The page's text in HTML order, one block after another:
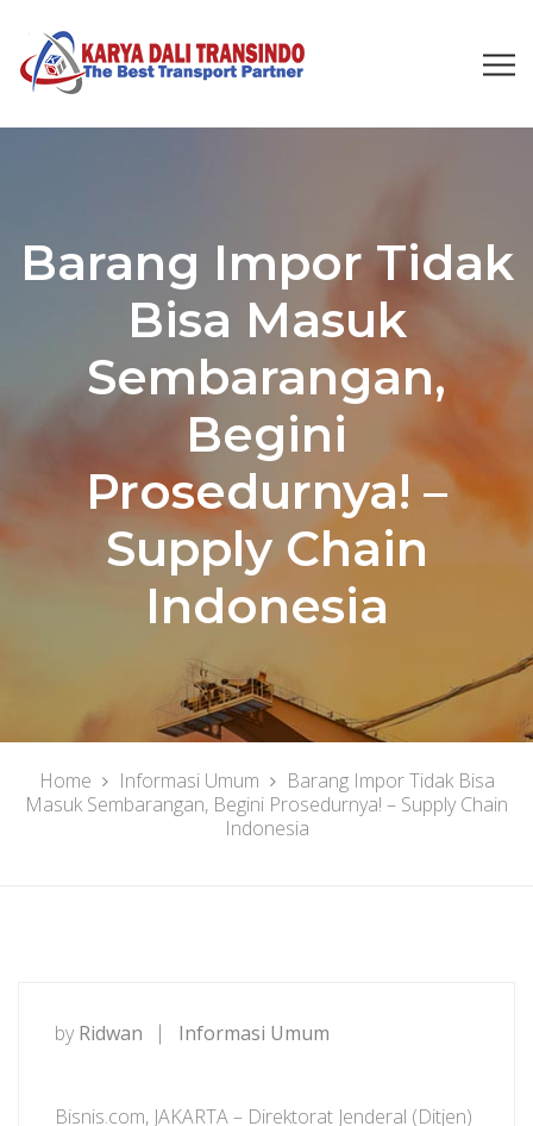
Barang Impor Tidak
Bisa Masuk
Sembarangan,
Begini
Prosedurnya! –
Supply Chain
Indonesia
Home Informasi Umum
Barang Impor Tidak Bisa
Masuk Sembarangan, Begini Prosedurnya! – Supply Chain
Indonesia
by Ridwan Informasi Umum
Bisnis.com, JAKARTA – Direktorat Jenderal (Ditjen)